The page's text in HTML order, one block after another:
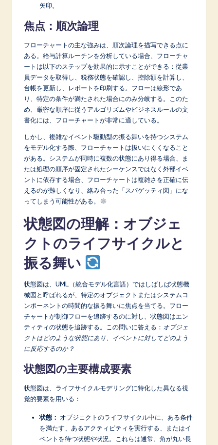
矢印。
焦点：順次論理
フローチャートの主な強みは、順次論理を描写できる点に
ある。給与計算ルーチンを分析している場合、フローチャ
ートは以下のステップを効果的に示すことができる：従業
員データを取得し、税務状態を確認し、控除額を計算し、
台帳を更新し、レポートを印刷する。フローは線形であ
り、特定の条件が満たされた場合にのみ分岐する。このた
め、厳密な順序に従うアルゴリズムやビジネスルールの文
書化には、フローチャートが非常に適している。
しかし、複雑なイベント駆動型の振る舞いを持つシステム
をモデル化する際、フローチャートは扱いにくくなること
がある。システムが同時に複数の状態にあり得る場合、ま
たは処理の順序が固定されたシーケンスではなく外部イベ
ントに依存する場合、フローチャートは複雑さを正確に伝
えるのが難しくなり、絡み合った「スパゲッティ図」にな
ってしまう可能性がある。
状態図の理解：オブジェ
クトのライフサイクルと
振る舞い
状態図は、UML（統合モデル化言語）ではしばしば状態機
械図と呼ばれるが、特定のオブジェクトまたはシステムコ
ンポーネントの時間的な振る舞いに焦点を当てる。フロー
チャートが制御フローを追跡するのに対し、状態図はエン
ティティの状態を追跡する。この問いに答える： オブジェ
クトはどのような状態にあり、イベントに対してどのよう
に反応するのか？
状態図の主要構成要素
状態図は、ライフサイクルモデリングに特化した異なる視
覚的要素を用いる：
状態： オブジェクトのライフサイクル中に、ある条件
を満たす、あるアクティビティを実行する、またはイ
ベントを待つ状態や状況。これらは通常、角が丸い長